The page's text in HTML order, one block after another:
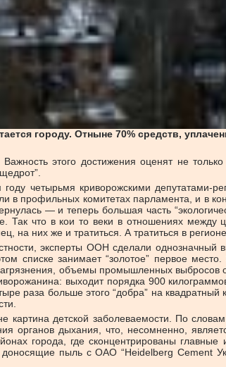
городу. Отныне 70% средств,
этого достижения оценят не
четырьмя криворожскими депутатами-
профильных комитетах парламента, и в
— и теперь большая часть
Так что в кои то веки в отношениях
на них же и тратиться. А тратиться в
эксперты ООН сделали однозначный
занимает “золотое” первое место.
объемы промышленных выбросов
выходит порядка 900
раза больше этого “добра” на квадратный
детской заболеваемости. По
органов дыхания, что, несомненно,
города, где сконцентрированы главные
пыль с ОАО “Heidelberg Cement